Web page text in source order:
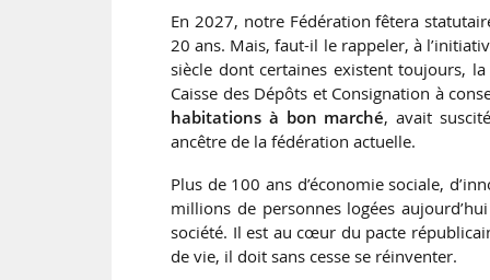
En 2027, notre Fédération fêtera
20 ans. Mais, faut-il le rappeler, à
siècle dont certaines existent toujours,
Caisse des Dépôts et Consignation à
habitations à bon marché, avait
ancêtre de la fédération actuelle.
Plus de 100 ans d’économie sociale,
millions de personnes logées
société. Il est au cœur du pacte
de vie, il doit sans cesse se réinventer.